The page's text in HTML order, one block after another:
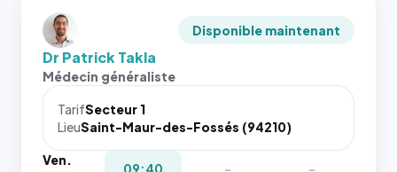
Disponible maintenant
Dr Patrick Takla
Médecin généraliste
TarifSecteur 1
LieuSaint-Maur-des-Fossés (94210)
Ven.
09:40 - -